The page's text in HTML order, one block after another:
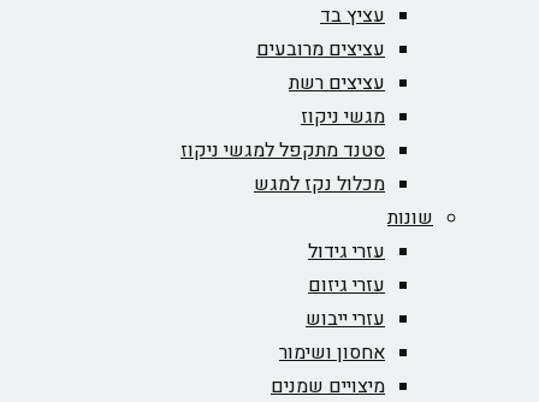
עציץ בד
עציצים מרובעים
עציצים רשת
מגשי ניקוז
סטנד מתקפל למגשי ניקוז
מכלול נקז למגש
שונות
עזרי גידול
עזרי גיזום
עזרי ייבוש
אחסון ושימור
מיצויים שמנים